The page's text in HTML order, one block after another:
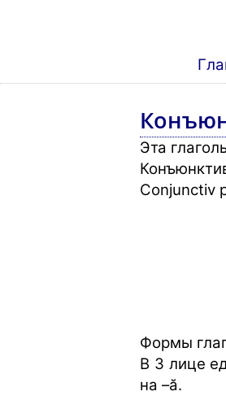
Эта
Conjunctiv
Формы
В 3 лице
на –ă.